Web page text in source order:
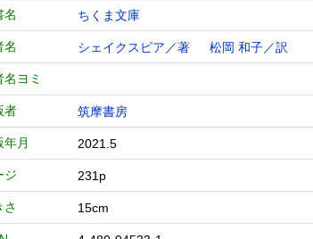
名 ちくま文庫
名 シェイクスピア／著 松岡 和子／訳
名ヨミ
者 筑摩書房
年月 2021.5
ジ 231p
さ 15cm